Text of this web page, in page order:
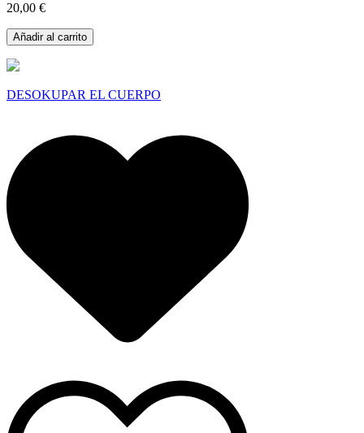
20,00 €
Añadir al carrito
DESOKUPAR EL CUERPO